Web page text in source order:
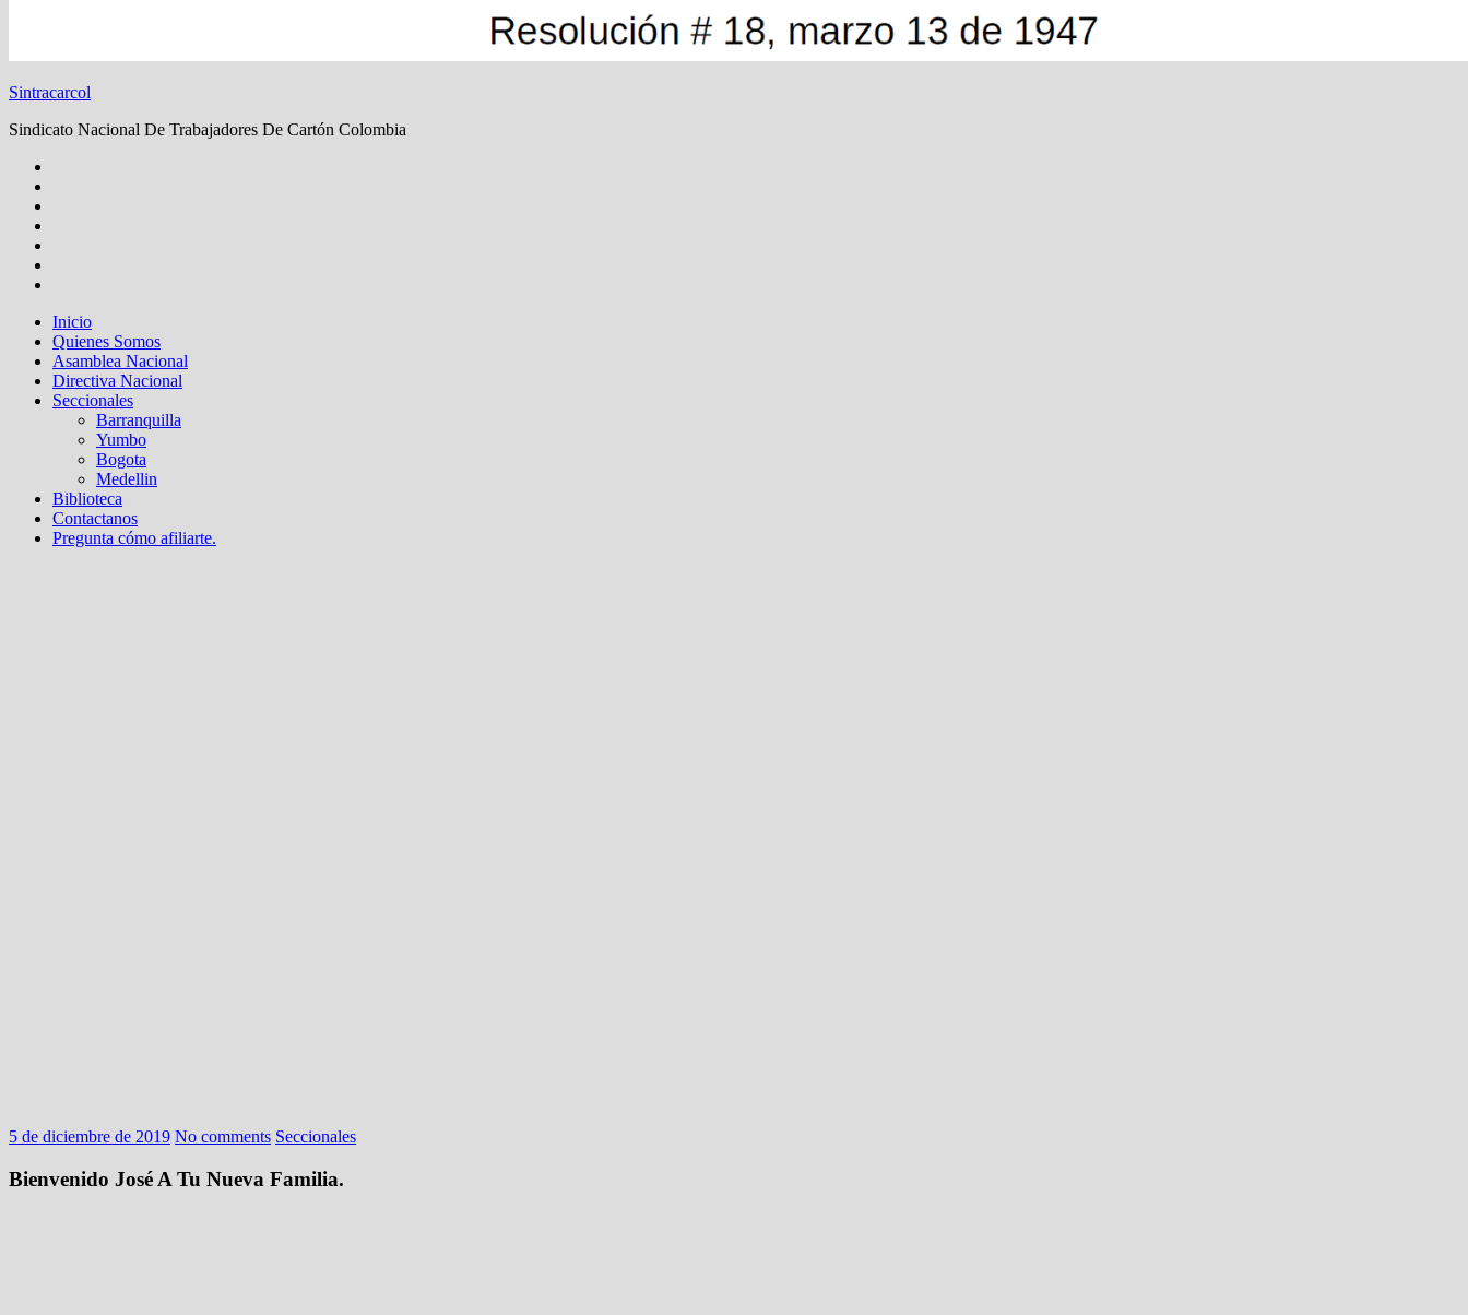
Sintracarcol
Sindicato Nacional De Trabajadores De Cartón Colombia
Inicio
Quienes Somos
Asamblea Nacional
Directiva Nacional
Seccionales
Barranquilla
Yumbo
Bogota
Medellin
Biblioteca
Contactanos
Pregunta cómo afiliarte.
5 de diciembre de 2019 No comments Seccionales
Bienvenido José A Tu Nueva Familia.